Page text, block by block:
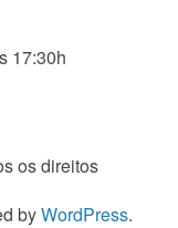
17:30h
os direitos
byWordPress.